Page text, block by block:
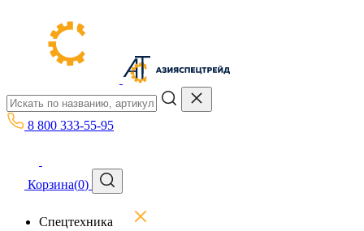
8 800 333-55-95
Корзина(0)
Спецтехника